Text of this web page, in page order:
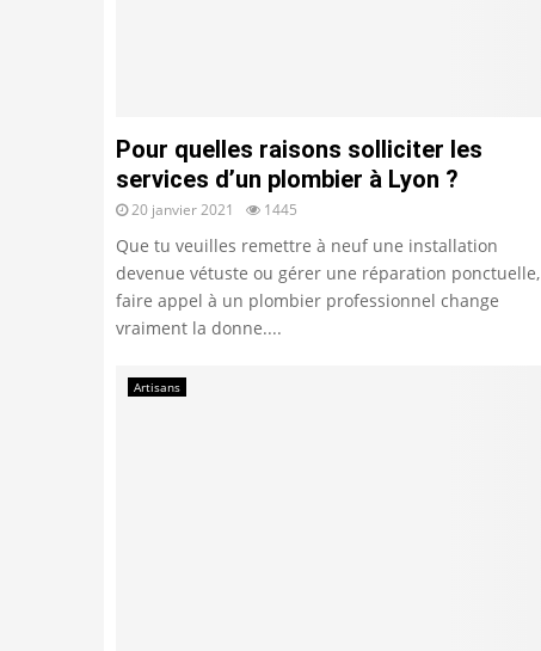
Pour quelles raisons solliciter les
services d’un plombier à Lyon ?
20 janvier 2021 1445
Que tu veuilles remettre à neuf une installation
devenue vétuste ou gérer une réparation ponctuelle,
faire appel à un plombier professionnel change
vraiment la donne....
Artisans